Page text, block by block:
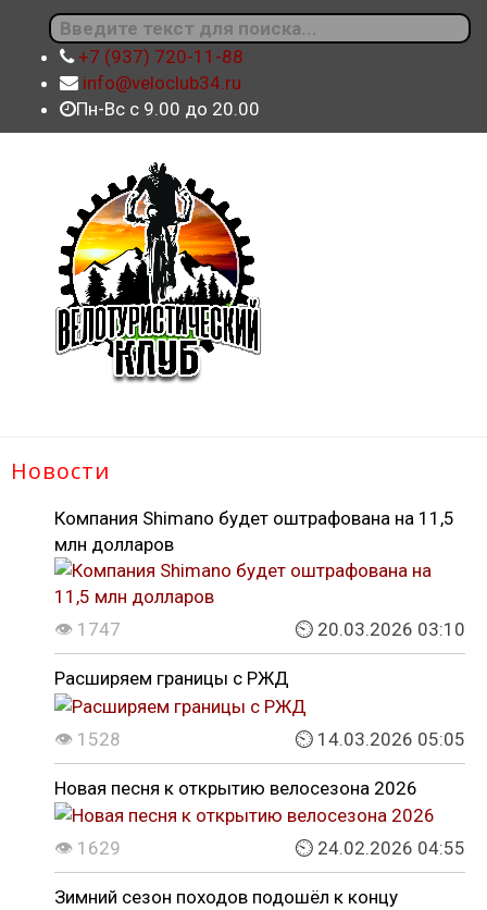
+7 (937) 720-11-88
info@veloclub34.ru
Пн-Вс с 9.00 до 20.00
Новости
Компания Shimano будет оштрафована на 11,5
млн долларов
👁 1747 ⏲ 20.03.2026 03:10
Расширяем границы с РЖД
👁 1528 ⏲ 14.03.2026 05:05
Новая песня к открытию велосезона 2026
👁 1629 ⏲ 24.02.2026 04:55
Зимний сезон походов подошёл к концу